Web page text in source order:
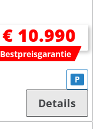
€ 10.990
Bestpreisgarantie
P
Details